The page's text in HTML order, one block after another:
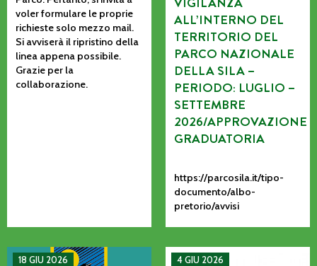
voler formulare le proprie
richieste solo mezzo mail.
Si avviserà il ripristino della
linea appena possibile.
Grazie per la
collaborazione.
ALL’INTERNO DEL
TERRITORIO DEL
PARCO NAZIONALE
DELLA SILA –
PERIODO: LUGLIO –
SETTEMBRE
2026/APPROVAZIONE
GRADUATORIA
https://parcosila.it/tipo-
documento/albo-
pretorio/avvisi
18 GIU 2026
MANIFESTAZIONE DI INTERESSE PER L’AFFIDAMENTO
4 GIU 2026
La CETS come processo